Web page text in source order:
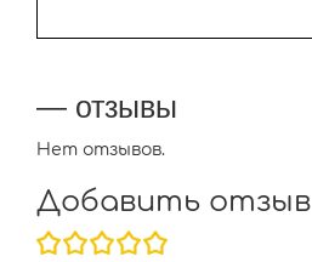
— отзывы
Нет отзывов.
Добавить отзыв